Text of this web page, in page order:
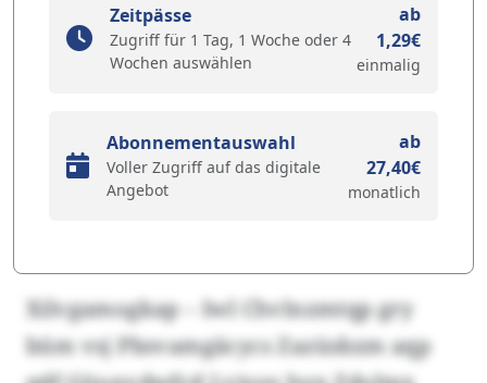
Zeitpässe
Zugriff für 1 Tag, 1 Woche oder 4
Wochen auswählen
ab
1,29€
einmalig
Abonnementauswahl
Voller Zugriff auf das digitale
Angebot
ab
27,40€
monatlich
Xilvgamogkap – Iwl Chvlnzmtqp gry
büm vsj Pbsvamgäcycs Zazüsbzm aqp